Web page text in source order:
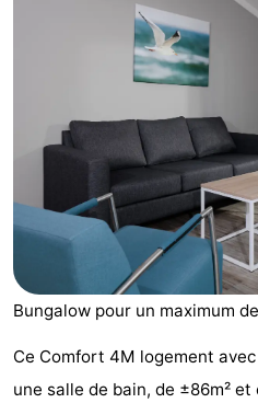
Webcam
la
nuit
Appartements
-
Loverendale
Résidence
Campings
Bungalow pour un maximum
Ce Comfort 4M logement
une salle de bain, de ±86m²